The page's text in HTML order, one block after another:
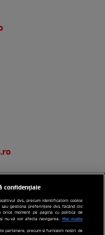
confidențiale
dvs., precum identificatorii cookie
gestiona preferințele dvs. făcând clic
moment pe pagina cu politica de
nu vă vor afecta navigarea. Mai multe
partenere, precum si furnizorii nostri de